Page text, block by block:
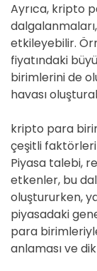
Ayrıca, kripto
etkileyebilir.
fiyatındaki
birimlerini de
havası
kripto para
çeşitli
Piyasa talebi,
etkenler, bu
oluştururken,
piyasadaki
para
anlaması ve